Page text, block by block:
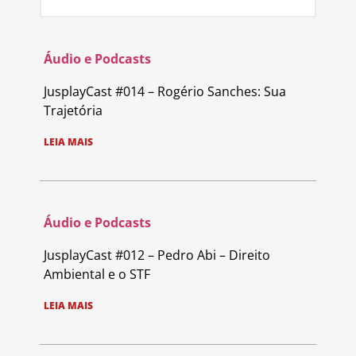
Áudio e Podcasts
JusplayCast #014 – Rogério Sanches: Sua
Trajetória
LEIA MAIS
Áudio e Podcasts
JusplayCast #012 – Pedro Abi – Direito
Ambiental e o STF
LEIA MAIS